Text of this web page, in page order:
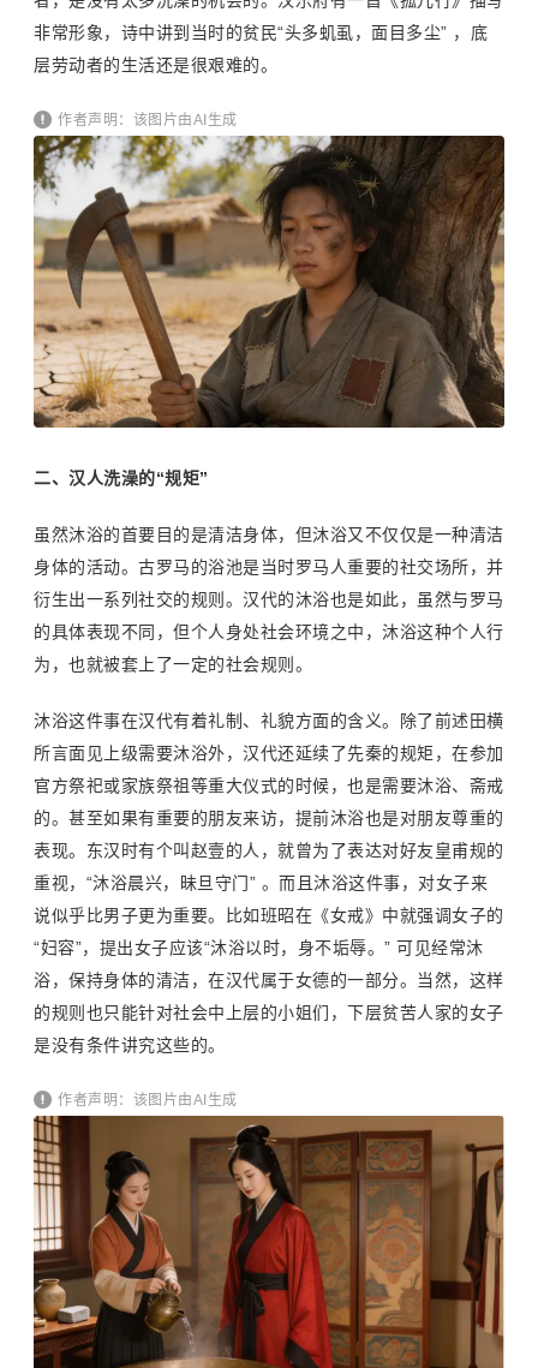
非常形象，诗中讲到当时的贫民“头多虮虱，面目多尘” ，底
层劳动者的生活还是很艰难的。
作者声明：该图片由AI生成
二、汉人洗澡的“规矩”
虽然沐浴的首要目的是清洁身体，但沐浴又不仅仅是一种清洁
身体的活动。古罗马的浴池是当时罗马人重要的社交场所，并
衍生出一系列社交的规则。汉代的沐浴也是如此，虽然与罗马
的具体表现不同，但个人身处社会环境之中，沐浴这种个人行
为，也就被套上了一定的社会规则。
沐浴这件事在汉代有着礼制、礼貌方面的含义。除了前述田横
所言面见上级需要沐浴外，汉代还延续了先秦的规矩，在参加
官方祭祀或家族祭祖等重大仪式的时候，也是需要沐浴、斋戒
的。甚至如果有重要的朋友来访，提前沐浴也是对朋友尊重的
表现。东汉时有个叫赵壹的人，就曾为了表达对好友皇甫规的
重视，“沐浴晨兴，昧旦守门” 。而且沐浴这件事，对女子来
说似乎比男子更为重要。比如班昭在《女戒》中就强调女子的
“妇容”，提出女子应该“沐浴以时，身不垢辱。” 可见经常沐
浴，保持身体的清洁，在汉代属于女德的一部分。当然，这样
的规则也只能针对社会中上层的小姐们，下层贫苦人家的女子
是没有条件讲究这些的。
作者声明：该图片由AI生成